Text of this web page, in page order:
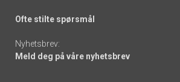
Ofte stilte spørsmål
Nyhetsbrev:
Meld deg på våre nyhetsbrev